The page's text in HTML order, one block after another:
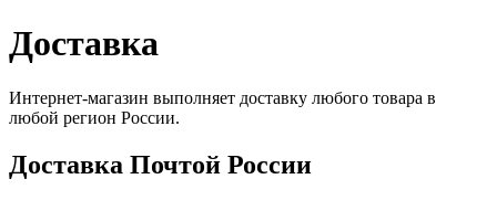
Доставка
Интернет-магазин выполняет доставку любого товара в
любой регион России.
Доставка Почтой России